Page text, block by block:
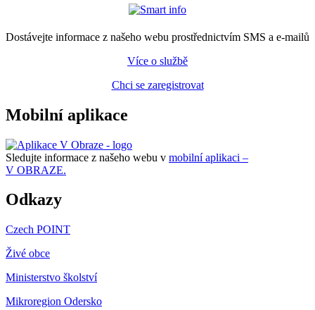
Dostávejte informace z našeho webu prostřednictvím SMS a e-mailů
Více o službě
Chci se zaregistrovat
Mobilní aplikace
Sledujte informace z našeho webu v mobilní aplikaci –
V OBRAZE.
Odkazy
Czech POINT
Živé obce
Ministerstvo školství
Mikroregion Odersko